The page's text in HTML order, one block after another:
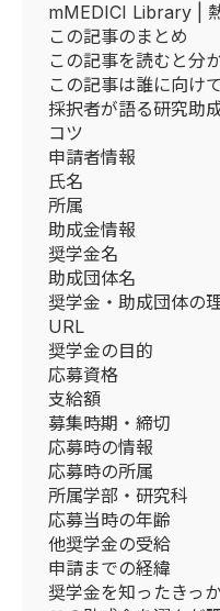
mMEDICI Library |
この記事のまとめ
この記事を読むと分
この記事は誰に向け
採択者が語る研究助
コツ
申請者情報
氏名
所属
助成金情報
奨学金名
助成団体名
奨学金・助成団体の
URL
奨学金の目的
応募資格
支給額
募集時期・締切
応募時の情報
応募時の所属
所属学部・研究科
応募当時の年齢
他奨学金の受給
申請までの経緯
奨学金を知ったきっ